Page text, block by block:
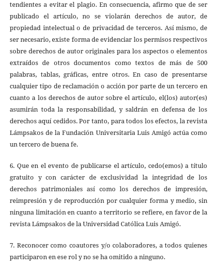
tendientes a evitar el plagio. En consecuencia, afirmo que de ser
publicado el artículo, no se violarán derechos de autor, de
propiedad intelectual o de privacidad de terceros. Así mismo, de
ser necesario, existe forma de evidenciar los permisos respectivos
sobre derechos de autor originales para los aspectos o elementos
extraídos de otros documentos como textos de más de 500
palabras, tablas, gráficas, entre otros. En caso de presentarse
cualquier tipo de reclamación o acción por parte de un tercero en
cuanto a los derechos de autor sobre el artículo, el(los) autor(es)
asumirán toda la responsabilidad, y saldrán en defensa de los
derechos aquí cedidos. Por tanto, para todos los efectos, la revista
Lámpsakos de la Fundación Universitaria Luis Amigó actúa como
un tercero de buena fe.
6. Que en el evento de publicarse el artículo, cedo(emos) a título
gratuito y con carácter de exclusividad la integridad de los
derechos patrimoniales así como los derechos de impresión,
reimpresión y de reproducción por cualquier forma y medio, sin
ninguna limitación en cuanto a territorio se refiere, en favor de la
revista Lámpsakos de la Universidad Católica Luis Amigó.
7. Reconocer como coautores y/o colaboradores, a todos quienes
participaron en ese rol y no se ha omitido a ninguno.